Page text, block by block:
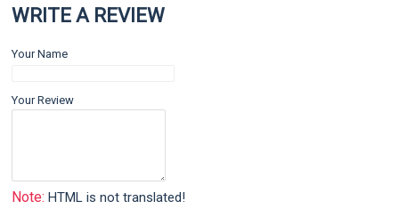
WRITE A REVIEW
Your Name
Your Review
Note: HTML is not translated!